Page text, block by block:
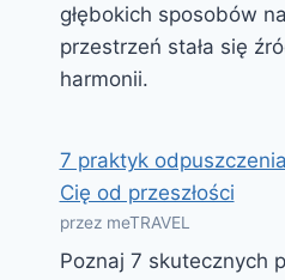
głębokich sposobów
przestrzeń stała się
harmonii.
7 praktyk
Cię od przeszłości
przez meTRAVEL
Poznaj 7 skutecznych